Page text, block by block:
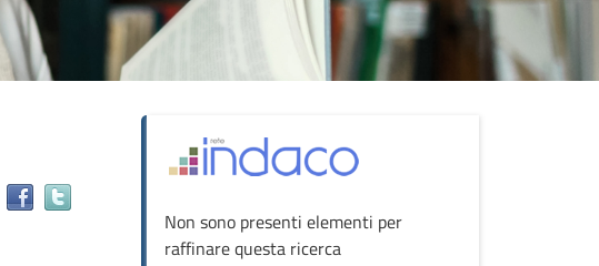
Non sono presenti elementi per
raffinare questa ricerca